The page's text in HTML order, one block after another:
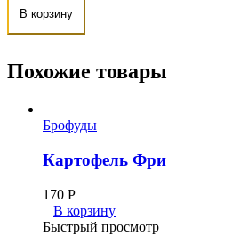
В корзину
Похожие товары
Брофуды
Картофель Фри
170 Р
В корзину
Быстрый просмотр